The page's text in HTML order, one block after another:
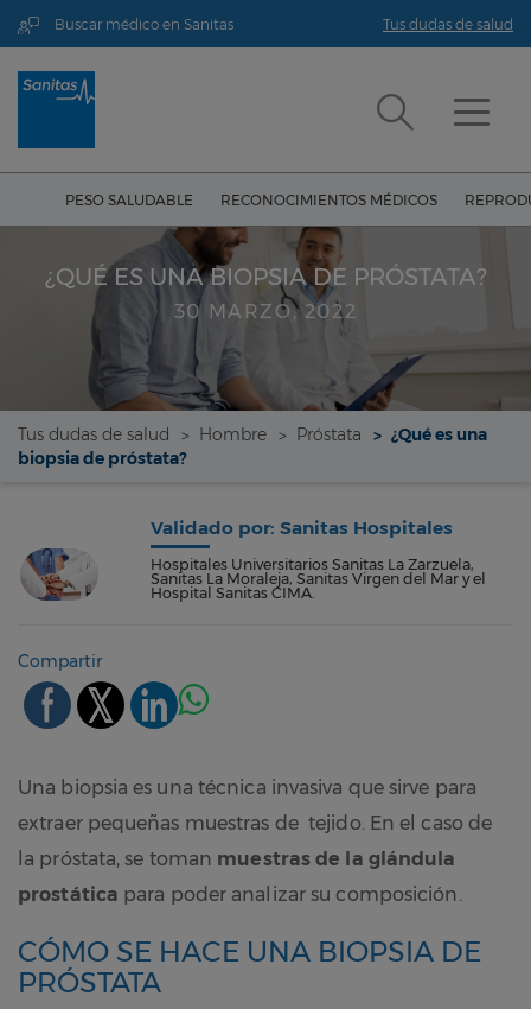
Buscar médico en Sanitas Tus dudas de salud
PESO SALUDABLE RECONOCIMIENTOS MÉDICOS
¿QUÉ ES UNA BIOPSIA DE PRÓSTATA?
30 MARZO, 2022
Tus dudas de salud Hombre Próstata
¿Qué es una
biopsia de próstata?
Validado por: Sanitas Hospitales
Hospitales Universitarios Sanitas La Zarzuela,
Sanitas La Moraleja, Sanitas Virgen del Mar y el
Hospital Sanitas CIMA.
Compartir
Una biopsia es una técnica invasiva que sirve para
extraer pequeñas muestras de tejido. En el caso de
la próstata, se toman muestras de la glándula
prostática para poder analizar su composición.
CÓMO SE HACE UNA BIOPSIA DE
PRÓSTATA